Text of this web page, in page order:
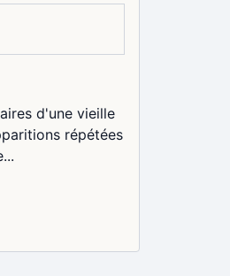
d'une vieille
répétées